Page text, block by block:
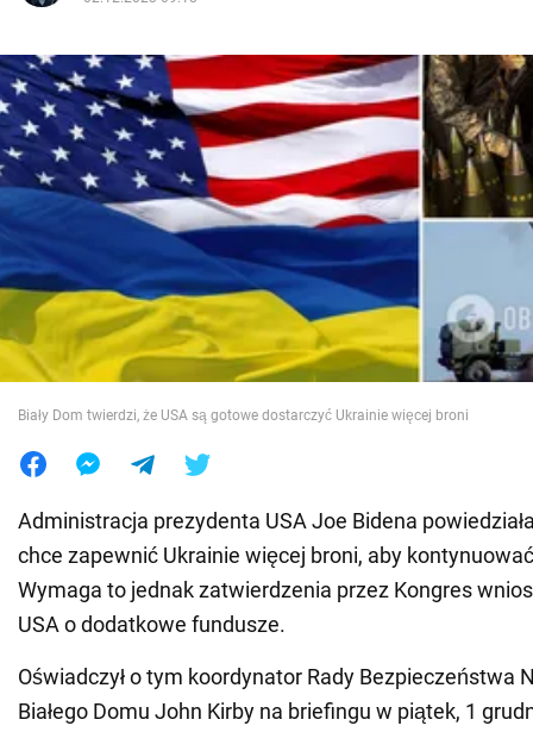
Polityka
Społeczeństwo
Wojna na Ukrainie
Świat
Jedzenie
Biały Dom twierdzi, że USA są gotowe dostarczyć Ukrainie więcej broni
Administracja prezydenta USA Joe Bidena
chce zapewnić Ukrainie więcej broni, aby
Wymaga to jednak zatwierdzenia przez Kongres
USA o dodatkowe fundusze.
Oświadczył o tym koordynator Rady Bezpieczeństwa
Białego Domu John Kirby na briefingu w piątek, 1